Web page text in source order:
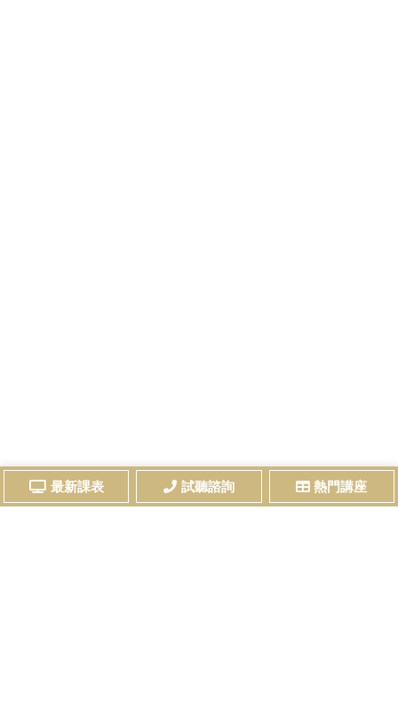
最新課表 試聽諮詢 熱門講座